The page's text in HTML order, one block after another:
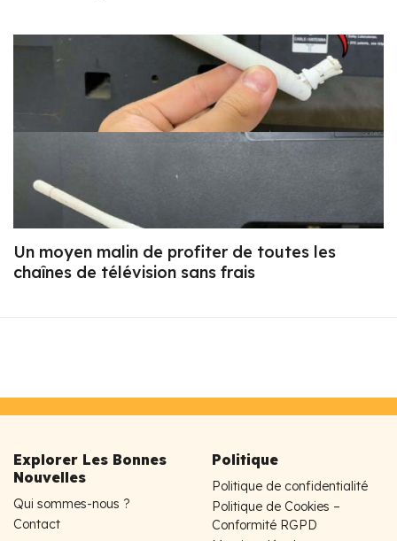
Un moyen malin de profiter de toutes les
chaînes de télévision sans frais
Explorer Les Bonnes
Nouvelles
Qui sommes-nous ?
Contact
Politique
Politique de confidentialité
Politique de Cookies –
Conformité RGPD